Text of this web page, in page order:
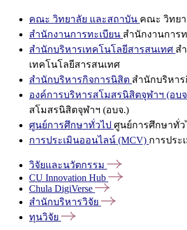
คณะ วิทยาลัย และสถาบัน คณะ วิทย
สำนักงานการทะเบียน สำนักงานการ
สำนักบริหารเทคโนโลยีสารสนเทศ ส
เทคโนโลยีสารสนเทศ
สำนักบริหารกิจการนิสิต สำนักบริหา
องค์การบริหารสโมสรนิสิตจุฬาฯ (อบ
สโมสรนิสิตจุฬาฯ (อบจ.)
ศูนย์การศึกษาทั่วไป ศูนย์การศึกษาทั่ว
การประเมินออนไลน์ (MCV) การประ
วิจัยและนวัตกรรม
CU Innovation Hub
Chula DigiVerse
สำนักบริหารวิจัย
ทุนวิจัย